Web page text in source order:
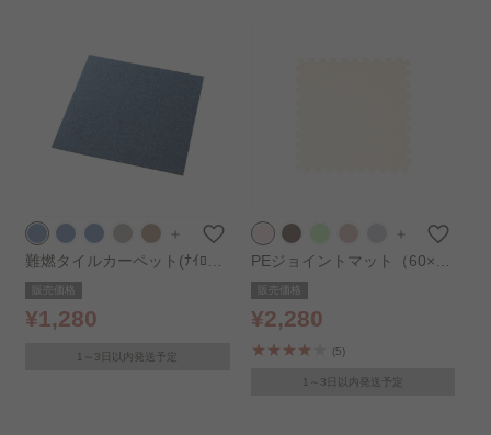
＋
難燃タイルカーペット(ﾅｲﾛﾝ)4
0×40TKP-NN40 ライトブル
ー
販売価格
¥1,280
1～3日以内発送予定
＋
PEジョイントマット（60×60
×1） 4枚セット PEJTM-601
ベージュ
販売価格
¥2,280
(5)
1～3日以内発送予定